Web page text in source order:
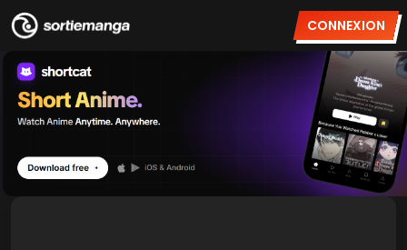
CONNEXION